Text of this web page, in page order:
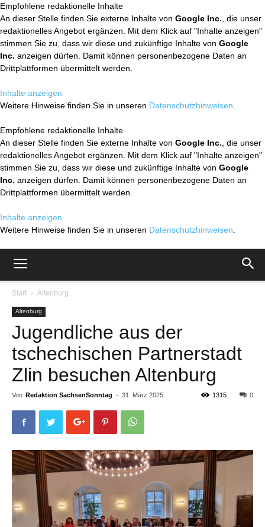
Empfohlene redaktionelle Inhalte
An dieser Stelle finden Sie externe Inhalte von Google Inc. , die unser
redaktionelles Angebot ergänzen. Mit dem Klick auf "Inhalte anzeigen"
stimmen Sie zu, dass wir diese und zukünftige Inhalte von Google
Inc. anzeigen dürfen. Damit können personenbezogene Daten an
Drittplattformen übermittelt werden.
Inhalte anzeigen
Weitere Hinweise finden Sie in unseren Datenschutzhinweisen
Empfohlene redaktionelle Inhalte
An dieser Stelle finden Sie externe Inhalte von Google Inc. , die unser
redaktionelles Angebot ergänzen. Mit dem Klick auf "Inhalte anzeigen"
stimmen Sie zu, dass wir diese und zukünftige Inhalte von Google
Inc. anzeigen dürfen. Damit können personenbezogene Daten an
Drittplattformen übermittelt werden.
Inhalte anzeigen
Weitere Hinweise finden Sie in unseren Datenschutzhinweisen
Start Altenburg
Altenburg
Jugendliche aus der
tschechischen Partnerstadt
Zlin besuchen Altenburg
Von Redaktion SachsenSonntag - 31. März 2025 0
1315